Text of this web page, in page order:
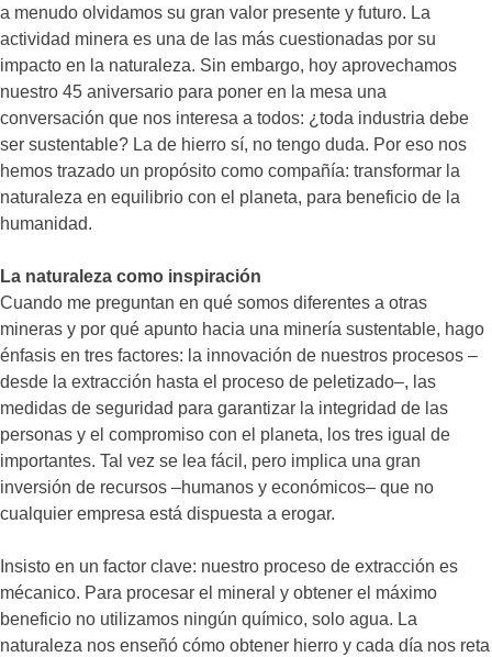
a menudo olvidamos su gran valor presente y futuro. La
actividad minera es una de las más cuestionadas por su
impacto en la naturaleza. Sin embargo, hoy aprovechamos
nuestro 45 aniversario para poner en la mesa una
conversación que nos interesa a todos: ¿toda industria debe
ser sustentable? La de hierro sí, no tengo duda. Por eso nos
hemos trazado un propósito como compañía: transformar la
naturaleza en equilibrio con el planeta, para beneficio de la
humanidad.
La naturaleza como inspiración
Cuando me preguntan en qué somos diferentes a otras
mineras y por qué apunto hacia una minería sustentable, hago
énfasis en tres factores: la innovación de nuestros procesos –
desde la extracción hasta el proceso de peletizado–, las
medidas de seguridad para garantizar la integridad de las
personas y el compromiso con el planeta, los tres igual de
importantes. Tal vez se lea fácil, pero implica una gran
inversión de recursos –humanos y económicos– que no
cualquier empresa está dispuesta a erogar.
Insisto en un factor clave: nuestro proceso de extracción es
mécanico. Para procesar el mineral y obtener el máximo
beneficio no utilizamos ningún químico, solo agua. La
naturaleza nos enseñó cómo obtener hierro y cada día nos reta